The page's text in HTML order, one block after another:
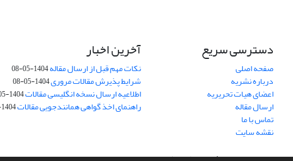
دسترسی سریع
صفحه اصلی
درباره نشریه
اعضای هیات تحریریه
ارسال مقاله
تماس با ما
نقشه سایت
آخرین اخبار
نکات مهم قبل از ارسال مقاله1404-05-08
شرایط پذیرش مقالات مروری1404-05-08
اطلاعیه ارسال نسخه انگلیسی مقالات1404-05-08
راهنمای اخذ گواهی همانندجویی مقالات1404-05-08